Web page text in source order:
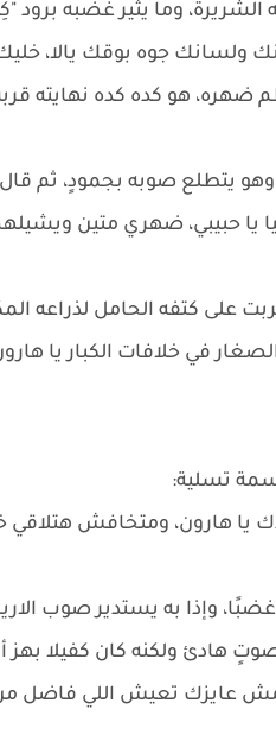
وما يثير غضبه برود
ولسانك جوه بوقك يالا،
هو كده كده نهايته
وهو يتطلع صوبه بجمودٍ، ثم
يا حبيبي، ضهري متين
على كتفه الحامل لذراعه
في خلافات الكبار يا
تسلية:
يا هارون، ومتخافش هتلاقي
غضبًا، وإذا به يستدير صوب
هادئ ولكنه كان كفيلا بهز
مش عايزك تعيش اللي فاضل